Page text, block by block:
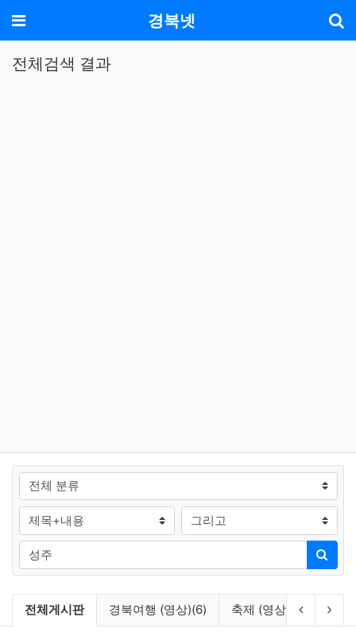
메뉴 경북넷
전체검색 결과
그룹
검색조건 검색방법
검색어
검색
검색 게시판 목록
전체게시판 경북여행 (영상)(6) 축제 (영상)(1) 축제
이전 게시
다